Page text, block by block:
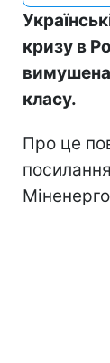
кризу в
вимушена
класу.
Про це